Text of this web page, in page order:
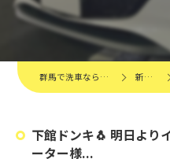
群馬で洗車ならくるくる洗車 新着情報
下館ドンキ🐧 明日より
ーター様...